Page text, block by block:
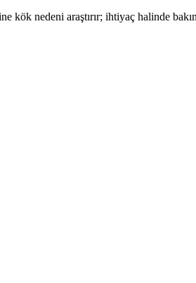
kök nedeni araştırır; ihtiyaç halinde